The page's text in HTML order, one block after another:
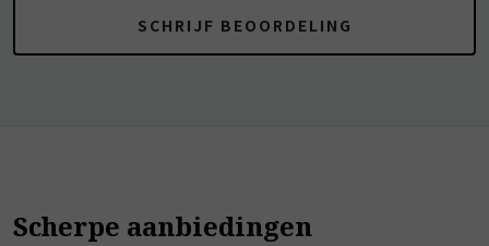
SCHRIJF BEOORDELING
Scherpe aanbiedingen